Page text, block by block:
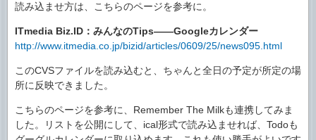
読み込ませ方は、こちらのページを参考に。
ITmedia Biz.ID：みんなのTips――Googleカレンダー
http://www.itmedia.co.jp/bizid/articles/0609/25/news095.html
このCVSファイルを読み込むと、ちゃんと全日の予定が所定の場
所に反映できました。
こちらのページを参考に、Remember The Milkも連携してみま
した。リストを公開にして、ical形式で読み込ませれば、Todoも